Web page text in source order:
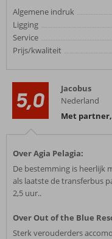
Algemene indruk
Ligging
Service
Prijs/kwaliteit
5,0
Jacobus
Nederland
Met partner,
Over Agia Pelagia:
De bestemming is heerlijk
als laatste de transferbus
2,5 uur..
Over Out of the Blue
Sterk verouderders